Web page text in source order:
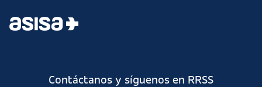
Contáctanos y síguenos en RRSS